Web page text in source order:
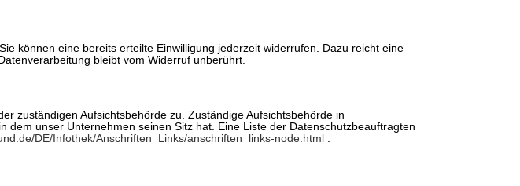
können eine bereits erteilte Einwilligung jederzeit widerrufen. Dazu reicht eine
bleibt vom Widerruf unberührt.
zuständigen Aufsichtsbehörde zu. Zuständige Aufsichtsbehörde in
unser Unternehmen seinen Sitz hat. Eine Liste der Datenschutzbeauftragten
DE/Infothek/Anschriften_Links/anschriften_links-node.html